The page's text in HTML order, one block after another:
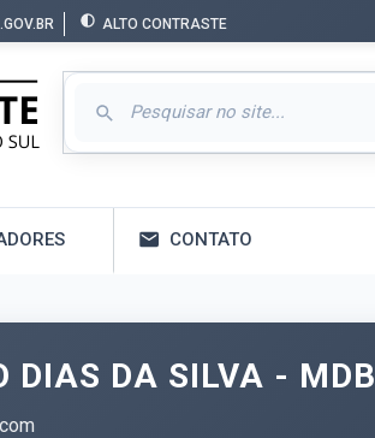
ALTO CONTRASTE
CONTATO
DIAS DA SILVA - MDB